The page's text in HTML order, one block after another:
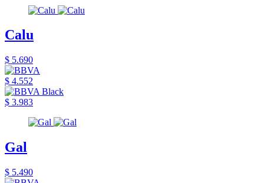
Calu
$ 5.690
$ 4.552
$ 3.983
Gal
$ 5.490